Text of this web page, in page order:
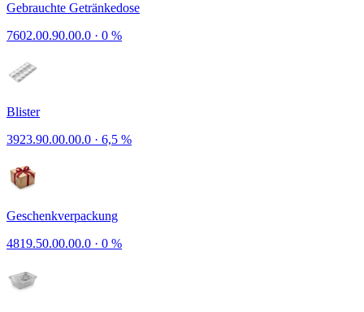
Gebrauchte Getränkedose
7602.00.90.00.0 · 0 %
Blister
3923.90.00.00.0 · 6,5 %
Geschenkverpackung
4819.50.00.00.0 · 0 %